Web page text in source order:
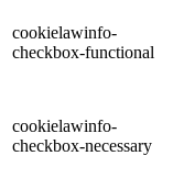
cookielawinfo-
checkbox-functional
cookielawinfo-
checkbox-necessary